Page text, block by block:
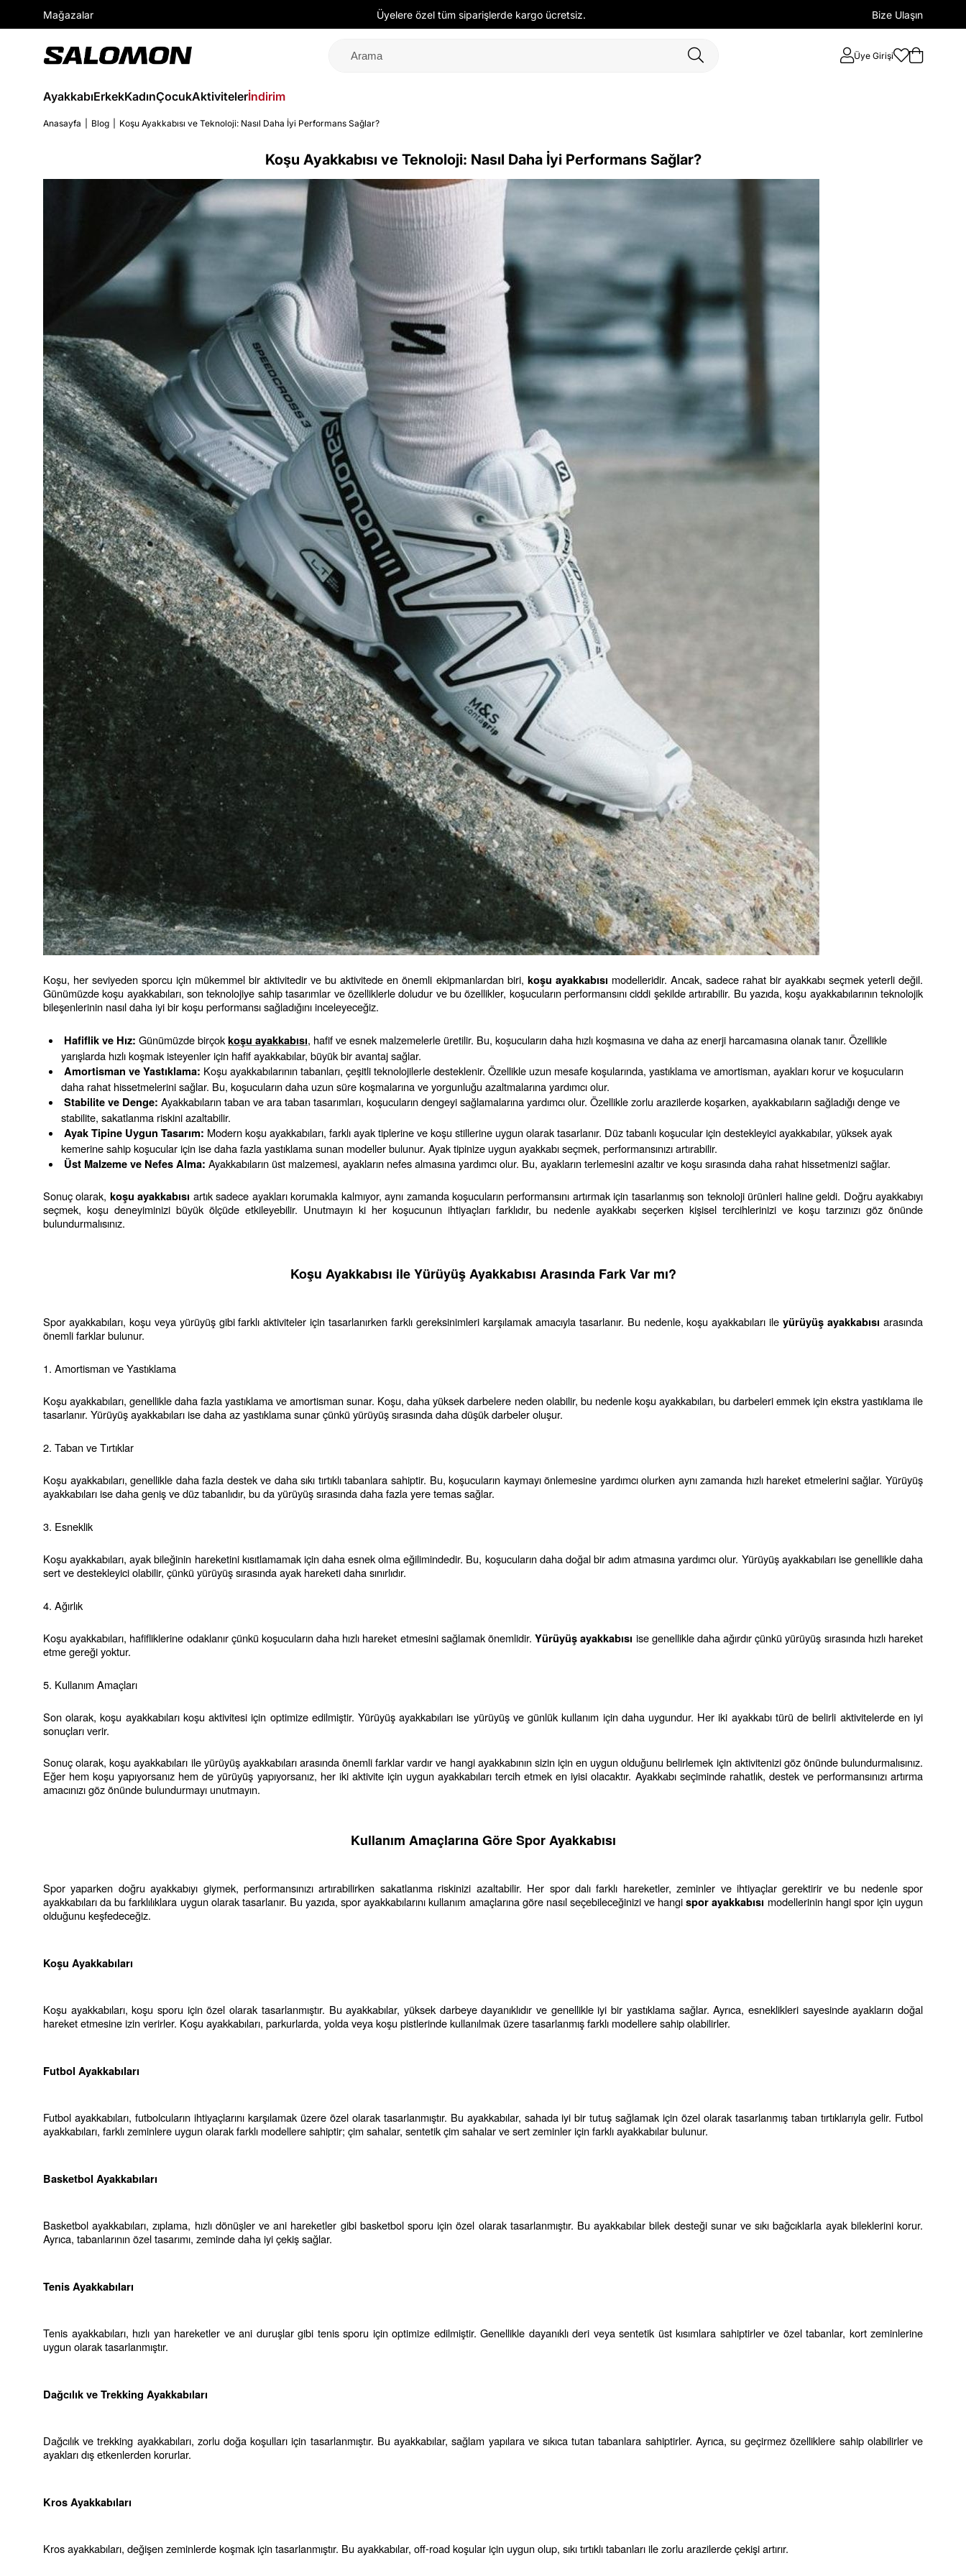
Mağazalar Üyelere özel tüm siparişlerde kargo ücretsiz. Bize Ulaşın
Üye Girişi
AyakkabıErkekKadınÇocukAktivitelerİndirim
Anasayfa Blog Koşu Ayakkabısı ve Teknoloji: Nasıl Daha İyi Performans Sağlar?
Koşu Ayakkabısı ve Teknoloji: Nasıl Daha İyi Performans Sağlar?
Koşu, her seviyeden sporcu için mükemmel bir aktivitedir ve bu aktivitede en önemli ekipmanlardan biri, koşu ayakkabısı modelleridir. Ancak, sadece rahat bir ayakkabı seçmek yeterli değil.
Günümüzde koşu ayakkabıları, son teknolojiye sahip tasarımlar ve özelliklerle doludur ve bu özellikler, koşucuların performansını ciddi şekilde artırabilir. Bu yazıda, koşu ayakkabılarının teknolojik
bileşenlerinin nasıl daha iyi bir koşu performansı sağladığını inceleyeceğiz.
Hafiflik ve Hız: Günümüzde birçok koşu ayakkabısı, hafif ve esnek malzemelerle üretilir. Bu, koşucuların daha hızlı koşmasına ve daha az enerji harcamasına olanak tanır. Özellikle
yarışlarda hızlı koşmak isteyenler için hafif ayakkabılar, büyük bir avantaj sağlar.
Amortisman ve Yastıklama: Koşu ayakkabılarının tabanları, çeşitli teknolojilerle desteklenir. Özellikle uzun mesafe koşularında, yastıklama ve amortisman, ayakları korur ve koşucuların
daha rahat hissetmelerini sağlar. Bu, koşucuların daha uzun süre koşmalarına ve yorgunluğu azaltmalarına yardımcı olur.
Stabilite ve Denge: Ayakkabıların taban ve ara taban tasarımları, koşucuların dengeyi sağlamalarına yardımcı olur. Özellikle zorlu arazilerde koşarken, ayakkabıların sağladığı denge ve
stabilite, sakatlanma riskini azaltabilir.
Ayak Tipine Uygun Tasarım: Modern koşu ayakkabıları, farklı ayak tiplerine ve koşu stillerine uygun olarak tasarlanır. Düz tabanlı koşucular için destekleyici ayakkabılar, yüksek ayak
kemerine sahip koşucular için ise daha fazla yastıklama sunan modeller bulunur. Ayak tipinize uygun ayakkabı seçmek, performansınızı artırabilir.
Üst Malzeme ve Nefes Alma: Ayakkabıların üst malzemesi, ayakların nefes almasına yardımcı olur. Bu, ayakların terlemesini azaltır ve koşu sırasında daha rahat hissetmenizi sağlar.
Sonuç olarak, koşu ayakkabısı artık sadece ayakları korumakla kalmıyor, aynı zamanda koşucuların performansını artırmak için tasarlanmış son teknoloji ürünleri haline geldi. Doğru ayakkabıyı
seçmek, koşu deneyiminizi büyük ölçüde etkileyebilir. Unutmayın ki her koşucunun ihtiyaçları farklıdır, bu nedenle ayakkabı seçerken kişisel tercihlerinizi ve koşu tarzınızı göz önünde
bulundurmalısınız.
Koşu Ayakkabısı ile Yürüyüş Ayakkabısı Arasında Fark Var mı?
Spor ayakkabıları, koşu veya yürüyüş gibi farklı aktiviteler için tasarlanırken farklı gereksinimleri karşılamak amacıyla tasarlanır. Bu nedenle, koşu ayakkabıları ile yürüyüş ayakkabısı arasında
önemli farklar bulunur.
1. Amortisman ve Yastıklama
Koşu ayakkabıları, genellikle daha fazla yastıklama ve amortisman sunar. Koşu, daha yüksek darbelere neden olabilir, bu nedenle koşu ayakkabıları, bu darbeleri emmek için ekstra yastıklama ile
tasarlanır. Yürüyüş ayakkabıları ise daha az yastıklama sunar çünkü yürüyüş sırasında daha düşük darbeler oluşur.
2. Taban ve Tırtıklar
Koşu ayakkabıları, genellikle daha fazla destek ve daha sıkı tırtıklı tabanlara sahiptir. Bu, koşucuların kaymayı önlemesine yardımcı olurken aynı zamanda hızlı hareket etmelerini sağlar. Yürüyüş
ayakkabıları ise daha geniş ve düz tabanlıdır, bu da yürüyüş sırasında daha fazla yere temas sağlar.
3. Esneklik
Koşu ayakkabıları, ayak bileğinin hareketini kısıtlamamak için daha esnek olma eğilimindedir. Bu, koşucuların daha doğal bir adım atmasına yardımcı olur. Yürüyüş ayakkabıları ise genellikle daha
sert ve destekleyici olabilir, çünkü yürüyüş sırasında ayak hareketi daha sınırlıdır.
4. Ağırlık
Koşu ayakkabıları, hafifliklerine odaklanır çünkü koşucuların daha hızlı hareket etmesini sağlamak önemlidir. Yürüyüş ayakkabısı ise genellikle daha ağırdır çünkü yürüyüş sırasında hızlı hareket
etme gereği yoktur.
5. Kullanım Amaçları
Son olarak, koşu ayakkabıları koşu aktivitesi için optimize edilmiştir. Yürüyüş ayakkabıları ise yürüyüş ve günlük kullanım için daha uygundur. Her iki ayakkabı türü de belirli aktivitelerde en iyi
sonuçları verir.
Sonuç olarak, koşu ayakkabıları ile yürüyüş ayakkabıları arasında önemli farklar vardır ve hangi ayakkabının sizin için en uygun olduğunu belirlemek için aktivitenizi göz önünde bulundurmalısınız.
Eğer hem koşu yapıyorsanız hem de yürüyüş yapıyorsanız, her iki aktivite için uygun ayakkabıları tercih etmek en iyisi olacaktır. Ayakkabı seçiminde rahatlık, destek ve performansınızı artırma
amacınızı göz önünde bulundurmayı unutmayın.
Kullanım Amaçlarına Göre Spor Ayakkabısı
Spor yaparken doğru ayakkabıyı giymek, performansınızı artırabilirken sakatlanma riskinizi azaltabilir. Her spor dalı farklı hareketler, zeminler ve ihtiyaçlar gerektirir ve bu nedenle spor
ayakkabıları da bu farklılıklara uygun olarak tasarlanır. Bu yazıda, spor ayakkabılarını kullanım amaçlarına göre nasıl seçebileceğinizi ve hangi spor ayakkabısı modellerinin hangi spor için uygun
olduğunu keşfedeceğiz.
Koşu Ayakkabıları
Koşu ayakkabıları, koşu sporu için özel olarak tasarlanmıştır. Bu ayakkabılar, yüksek darbeye dayanıklıdır ve genellikle iyi bir yastıklama sağlar. Ayrıca, esneklikleri sayesinde ayakların doğal
hareket etmesine izin verirler. Koşu ayakkabıları, parkurlarda, yolda veya koşu pistlerinde kullanılmak üzere tasarlanmış farklı modellere sahip olabilirler.
Futbol Ayakkabıları
Futbol ayakkabıları, futbolcuların ihtiyaçlarını karşılamak üzere özel olarak tasarlanmıştır. Bu ayakkabılar, sahada iyi bir tutuş sağlamak için özel olarak tasarlanmış taban tırtıklarıyla gelir. Futbol
ayakkabıları, farklı zeminlere uygun olarak farklı modellere sahiptir; çim sahalar, sentetik çim sahalar ve sert zeminler için farklı ayakkabılar bulunur.
Basketbol Ayakkabıları
Basketbol ayakkabıları, zıplama, hızlı dönüşler ve ani hareketler gibi basketbol sporu için özel olarak tasarlanmıştır. Bu ayakkabılar bilek desteği sunar ve sıkı bağcıklarla ayak bileklerini korur.
Ayrıca, tabanlarının özel tasarımı, zeminde daha iyi çekiş sağlar.
Tenis Ayakkabıları
Tenis ayakkabıları, hızlı yan hareketler ve ani duruşlar gibi tenis sporu için optimize edilmiştir. Genellikle dayanıklı deri veya sentetik üst kısımlara sahiptirler ve özel tabanlar, kort zeminlerine
uygun olarak tasarlanmıştır.
Dağcılık ve Trekking Ayakkabıları
Dağcılık ve trekking ayakkabıları, zorlu doğa koşulları için tasarlanmıştır. Bu ayakkabılar, sağlam yapılara ve sıkıca tutan tabanlara sahiptirler. Ayrıca, su geçirmez özelliklere sahip olabilirler ve
ayakları dış etkenlerden korurlar.
Kros Ayakkabıları
Kros ayakkabıları, değişen zeminlerde koşmak için tasarlanmıştır. Bu ayakkabılar, off-road koşular için uygun olup, sıkı tırtıklı tabanları ile zorlu arazilerde çekişi artırır.